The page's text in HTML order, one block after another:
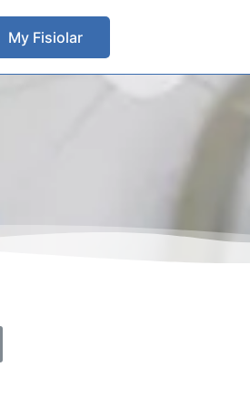
My Fisiolar